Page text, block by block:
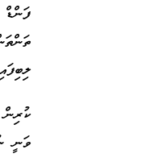
ވަނީ